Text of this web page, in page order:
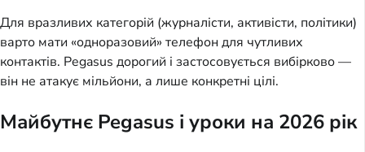
Для вразливих категорій (журналісти, активісти, політики)
варто мати «одноразовий» телефон для чутливих
контактів. Pegasus дорогий і застосовується вибірково —
він не атакує мільйони, а лише конкретні цілі.
Майбутнє Pegasus і уроки на 2026 рік